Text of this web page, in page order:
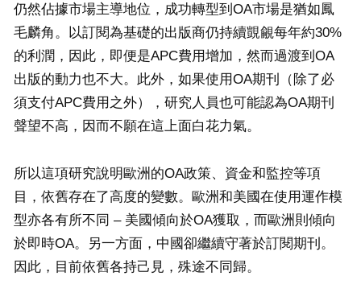
仍然佔據市場主導地位，成功轉型到OA市場是猶如鳳
毛麟角。以訂閱為基礎的出版商仍持續覬覦每年約30%
的利潤，因此，即便是APC費用增加，然而過渡到OA
出版的動力也不大。此外，如果使用OA期刊（除了必
須支付APC費用之外），研究人員也可能認為OA期刊
聲望不高，因而不願在這上面白花力氣。
所以這項研究說明歐洲的OA政策、資金和監控等項
目，依舊存在了高度的變數。歐洲和美國在使用運作模
型亦各有所不同 – 美國傾向於OA獲取，而歐洲則傾向
於即時OA。另一方面，中國卻繼續守著於訂閱期刊。
因此，目前依舊各持己見，殊途不同歸。